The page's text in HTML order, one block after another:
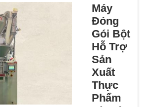
gói của
mình?
Đừng tìm
đâu xa,
hãy đến
với JCN.
Thiết bị
rót và
đóng nắp
Máy
Đóng
Gói Bột
Hỗ Trợ
Sản
Xuất
Thực
Phẩm